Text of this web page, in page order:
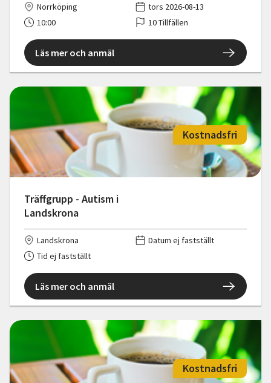
Norrköping
tors 2026-08-13
10:00
10 Tillfällen
Läs mer och anmäl
Träffgrupp - Autism i
Landskrona
Kostnadsfri
Landskrona
Datum ej fastställt
Tid ej fastställt
Läs mer och anmäl
Kostnadsfri